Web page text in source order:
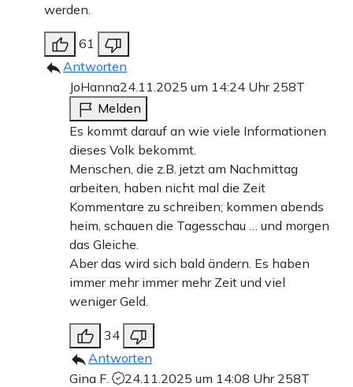
werden.
61
Antworten
JoHanna24.11.2025 um 14:24 Uhr 258T
Melden
Es kommt darauf an wie viele Informationen
dieses Volk bekommt.
Menschen, die z.B. jetzt am Nachmittag
arbeiten, haben nicht mal die Zeit
Kommentare zu schreiben; kommen abends
heim, schauen die Tagesschau … und morgen
das Gleiche.
Aber das wird sich bald ändern. Es haben
immer mehr immer mehr Zeit und viel
weniger Geld.
34
Antworten
Gina F.
24.11.2025 um 14:08 Uhr 258T